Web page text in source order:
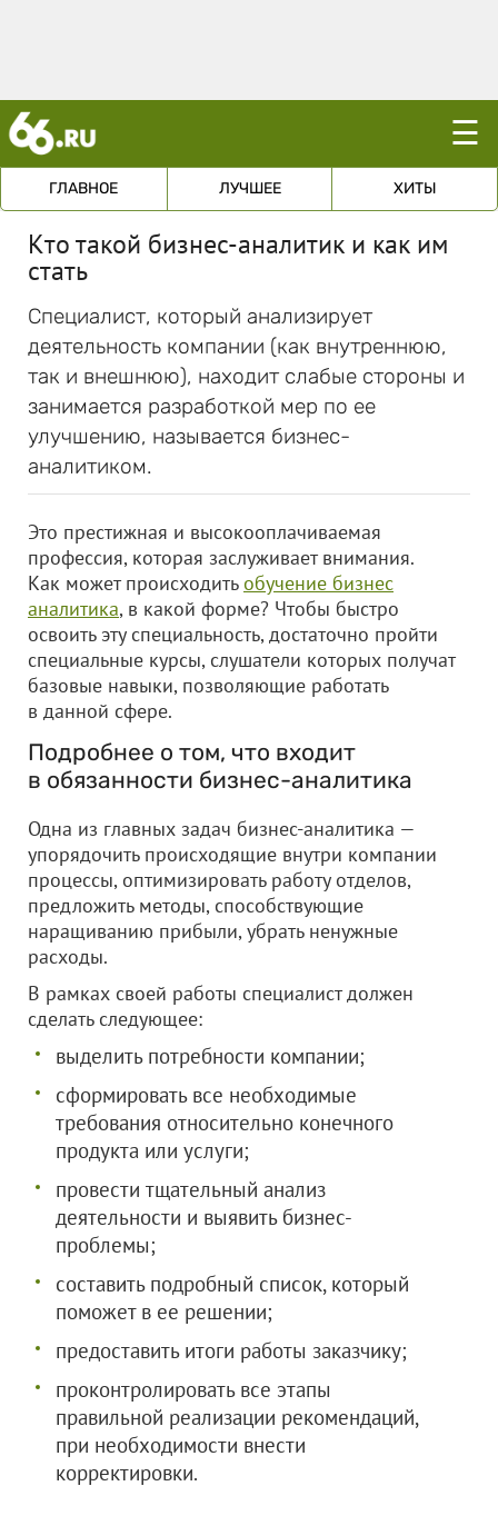
☰
ГЛАВНОЕ ЛУЧШЕЕ ХИТЫ
Кто такой бизнес-аналитик и как им
стать
Специалист, который анализирует
деятельность компании (как внутреннюю,
так и внешнюю), находит слабые стороны и
занимается разработкой мер по ее
улучшению, называется бизнес-
аналитиком.
Это престижная и высокооплачиваемая
профессия, которая заслуживает внимания.
Как может происходитьобучение бизнес
аналитика, в какой форме? Чтобы быстро
освоить эту специальность, достаточно пройти
специальные курсы, слушатели которых получат
базовые навыки, позволяющие работать
в данной сфере.
Подробнее о том, что входит
в обязанности бизнес-аналитика
Одна из главных задач бизнес-аналитика —
упорядочить происходящие внутри компании
процессы, оптимизировать работу отделов,
предложить методы, способствующие
наращиванию прибыли, убрать ненужные
расходы.
В рамках своей работы специалист должен
сделать следующее:
выделить потребности компании;
сформировать все необходимые
требования относительно конечного
продукта или услуги;
провести тщательный анализ
деятельности и выявить бизнес-
проблемы;
составить подробный список, который
поможет в ее решении;
предоставить итоги работы заказчику;
проконтролировать все этапы
правильной реализации рекомендаций,
при необходимости внести
корректировки.